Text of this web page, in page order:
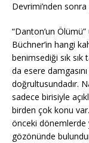
Devrimi’nden
“Danton’un
Büchner’in hangi
benimsediği sık sık
da esere
doğrultusundadır.
sadece birisiyle
birden çok konu
önceki dönemlerde
gözönünde